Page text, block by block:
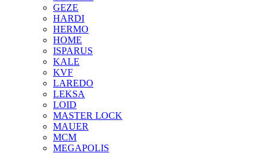
GEZE
HARDI
HERMO
HOMЕ
ISPARUS
KALE
KVF
LAREDO
LEKSA
LOID
MASTER LOCK
MAUER
MCM
MEGAPOLIS